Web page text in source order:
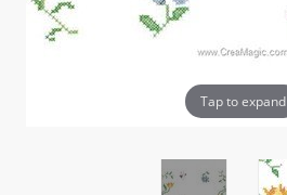
Tap to expand